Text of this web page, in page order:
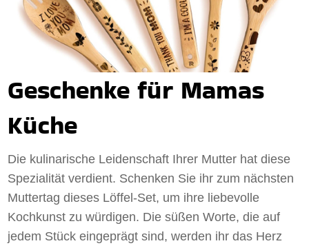
Geschenke für Mamas
Küche
Die kulinarische Leidenschaft Ihrer Mutter hat diese
Spezialität verdient. Schenken Sie ihr zum nächsten
Muttertag dieses Löffel-Set, um ihre liebevolle
Kochkunst zu würdigen. Die süßen Worte, die auf
jedem Stück eingeprägt sind, werden ihr das Herz